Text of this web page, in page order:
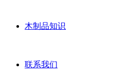
木制品知识
联系我们